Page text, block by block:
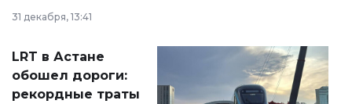
города на 2026–
2028 годы.
документ
появился в базе
31 декабря, 13:41
LRT в Астане
обошел дороги:
рекордные траты